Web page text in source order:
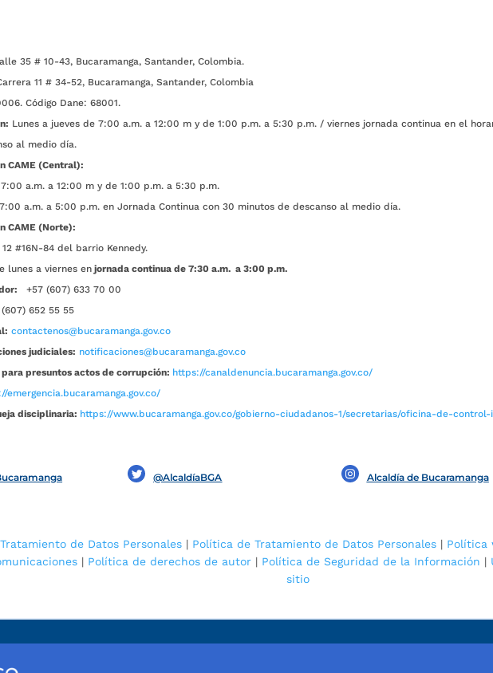
35 # 10-43, Bucaramanga, Santander, Colombia.
11 # 34-52, Bucaramanga, Santander, Colombia
Código Dane: 68001.
Lunes a jueves de 7:00 a.m. a 12:00 m y de 1:00 p.m. a 5:30 p.m. / viernes jornada continua en el
al medio día.
CAME (Central):
a.m. a 12:00 m y de 1:00 p.m. a 5:30 p.m.
a 5:00 p.m. en Jornada Continua con 30 minutos de descanso al medio día.
CAME (Norte):
#16N-84 del barrio Kennedy.
lunes a viernes en jornada continua de 7:30 a.m. a 3:00 p.m.
+57 (607) 633 70 00
652 55 55
contactenos@bucaramanga.gov.co
judiciales: notificaciones@bucaramanga.gov.co
presuntos actos de corrupción: https://canaldenuncia.bucaramanga.gov.co/
emergencia.bucaramanga.gov.co/
disciplinaria: https://www.bucaramanga.gov.co/gobierno-ciudadanos-1/secretarias/oficina-de-
@AlcaldíaBGA Alcaldía de Bucaramanga
de Datos Personales | Política de Tratamiento de Datos Personales | Política
| Política de derechos de autor | Política de Seguridad de la Información |
sitio